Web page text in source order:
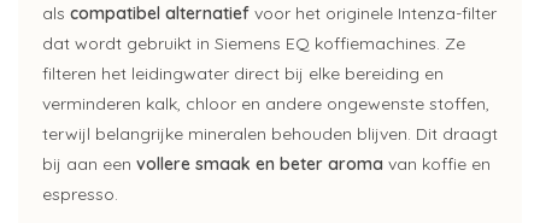
als compatibel alternatief voor het originele Intenza-filter
dat wordt gebruikt in Siemens EQ koffiemachines. Ze
filteren het leidingwater direct bij elke bereiding en
verminderen kalk, chloor en andere ongewenste stoffen,
terwijl belangrijke mineralen behouden blijven. Dit draagt
bij aan een vollere smaak en beter aroma van koffie en
espresso.